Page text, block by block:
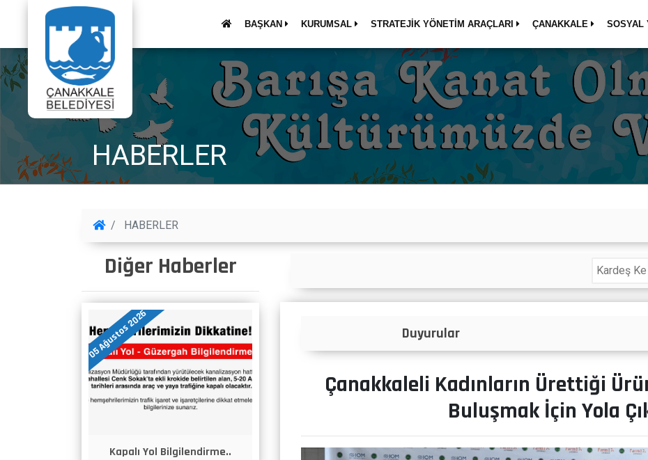
BAŞKAN KURUMSAL STRATEJİK YÖNETİM ARAÇLARI ÇANAKKALE SOSYAL
HABERLER
HABERLER
Diğer Haberler
05 Ağustos 2026
Kapalı Yol Bilgilendirme..
Duyurular İlanlar
Çanakkaleli Kadınların Ürettiği
Buluşmak İçin Yola